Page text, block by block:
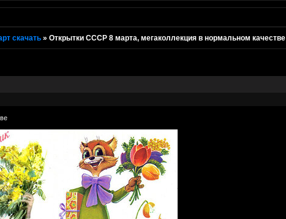
скачать »Открытки СССР 8 марта, мегаколлекция в нормальном качестве